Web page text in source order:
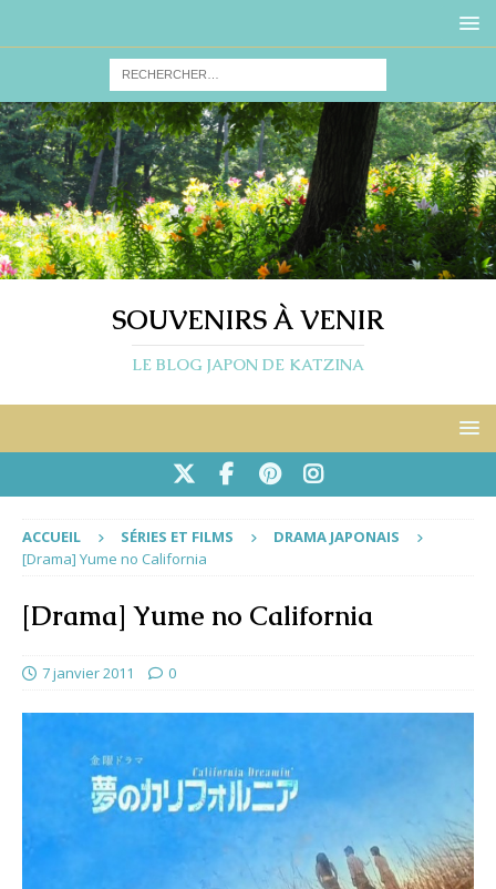
SOUVENIRS À VENIR
LE BLOG JAPON DE KATZINA
ACCUEIL SÉRIES ET FILMS
DRAMA JAPONAIS
[Drama] Yume no California
[Drama] Yume no California
7 janvier 2011 0